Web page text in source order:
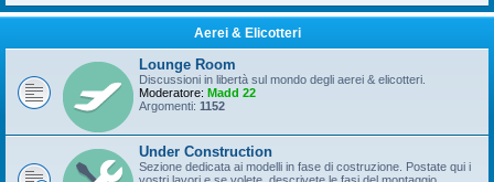
Aerei & Elicotteri
Lounge Room
Discussioni in libertà sul mondo degli aerei & elicotteri.
Moderatore: Madd 22
Argomenti: 1152
Under Construction
Sezione dedicata ai modelli in fase di costruzione. Postate qui i